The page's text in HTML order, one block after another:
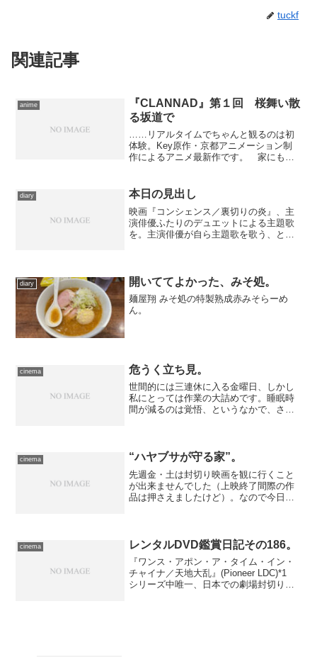
tuckf
関連記事
anime
『CLANNAD』第１回 桜舞い散
る坂道で
……リアルタイムでちゃんと観るのは初
体験。Key原作・京都アニメーション制
作によるアニメ最新作です。 家にも学
だった岡崎朋也。遅刻した朝、学校に向
かう坂道の途中で、小声...
diary 本日の見出し
映画『コンシェンス／裏切りの炎』、主
演俳優ふたりのデュエットによる主題歌
を。主演俳優が自ら主題歌を歌う、とい
つきのリンクは探し出せな...
diary 開いててよかった、みそ処。
麺屋翔 みそ処の特製熟成赤みそらーめ
ん。
cinema 危うく立ち見。
世間的には三連休に入る金曜日、しかし
私にとっては作業の大詰めです。睡眠時
間が減るのは覚悟、というなかで、さす
わけにはいかない。映像ソ...
cinema “ハヤブサが守る家”。
先週金・土は封切り映画を観に行くこと
が出来ませんでした（上映終了間際の作
品は押さえましたけど）。なので今日
ファンタジー小説をティム...
cinema レンタルDVD鑑賞日記その186。
『ワンス・アポン・ア・タイム・イン・
チャイナ／天地大乱』(Pioneer LDC)*1
シリーズ中唯一、日本での劇場封切りが